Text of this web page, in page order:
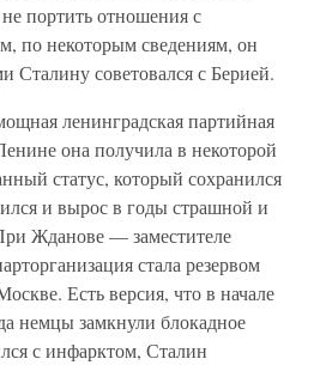
портить отношения с
по некоторым сведениям, он
Сталину советовался с Берией.
ленинградская партийная
она получила в некоторой
статус, который сохранился
и вырос в годы страшной и
Жданове — заместителе
стала резервом
Есть версия, что в начале
немцы замкнули блокадное
с инфарктом, Сталин